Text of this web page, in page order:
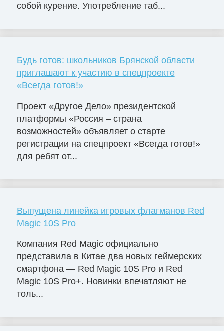
собой курение. Употребление таб...
Будь готов: школьников Брянской области
приглашают к участию в спецпроекте
«Всегда готов!»
Проект «Другое Дело» президентской
платформы «Россия – страна
возможностей» объявляет о старте
регистрации на спецпроект «Всегда готов!»
для ребят от...
Выпущена линейка игровых флагманов Red
Magic 10S Pro
Компания Red Magic официально
представила в Китае два новых геймерских
смартфона — Red Magic 10S Pro и Red
Magic 10S Pro+. Новинки впечатляют не
толь...